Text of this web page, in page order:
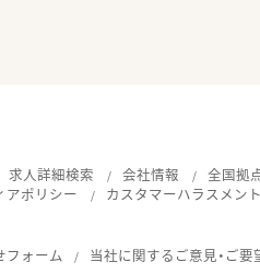
求人詳細検索 会社情報 全国拠
アポリシー カスタマーハラスメン
フォーム 当社に関するご意見・ご要